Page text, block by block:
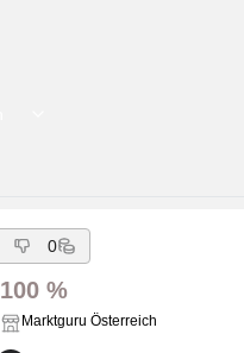
0
100 %
Marktguru Österreich